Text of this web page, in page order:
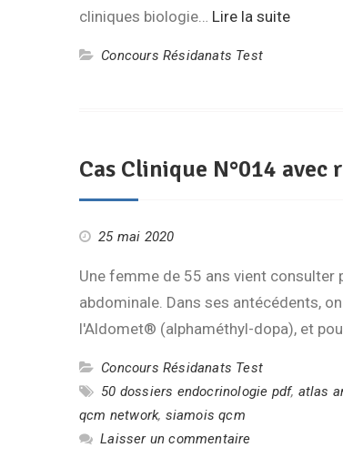
cliniques biologie… Lire la suite
Concours Résidanats Test
Cas Clinique N°014 avec
25 mai 2020
Une femme de 55 ans vient consulter
abdominale. Dans ses antécédents,
l'Aldomet® (alphaméthyl-dopa), et
Concours Résidanats Test
50 dossiers endocrinologie pdf, atlas
qcm network, siamois qcm
Laisser un commentaire